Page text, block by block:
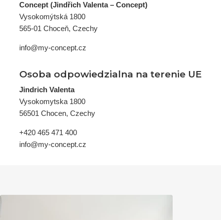
Concept (Jindřich Valenta – Concept)
Vysokomýtská 1800
565-01 Choceň, Czechy
info@my-concept.cz
Osoba odpowiedzialna na terenie UE
Jindrich Valenta
Vysokomytska 1800
56501 Chocen, Czechy
+420 465 471 400
info@my-concept.cz